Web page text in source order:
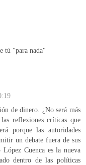
tú "para nada"
de dinero. ¿No será más
reflexiones críticas que
porque las autoridades
un debate fuera de sus
Cuenca es la nueva
dentro de las políticas